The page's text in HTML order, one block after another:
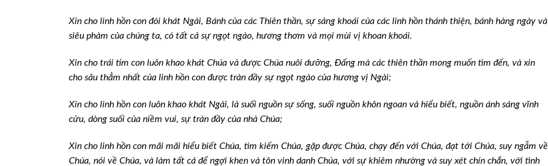
Xin cho linh hồn con đói khát Ngài, Bánh của các Thiên thần, sự sảng khoái của các linh hồn thánh thiện, bánh hàng ngày và
siêu phàm của chúng ta, có tất cả sự ngọt ngào, hương thơm và mọi mùi vị khoan khoái.
Xin cho trái tim con luôn khao khát Chúa và được Chúa nuôi dưỡng, Đấng mà các thiên thần mong muốn tìm đến, và xin
cho sâu thẳm nhất của linh hồn con được tràn đầy sự ngọt ngào của hương vị Ngài;
Xin cho linh hồn con luôn khao khát Ngài, là suối nguồn sự sống, suối nguồn khôn ngoan và hiểu biết, nguồn ánh sáng vĩnh
cửu, dòng suối của niềm vui, sự tràn đầy của nhà Chúa;
Xin cho linh hồn con mãi mãi hiểu biết Chúa, tìm kiếm Chúa, gặp được Chúa, chạy đến với Chúa, đạt tới Chúa, suy ngẫm về
Chúa, nói về Chúa, và làm tất cả để ngợi khen và tôn vinh danh Chúa, với sự khiêm nhường và suy xét chín chắn, với tình